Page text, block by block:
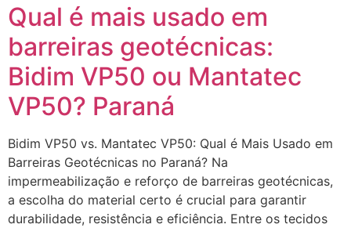
Qual é mais usado em
barreiras geotécnicas:
Bidim VP50 ou Mantatec
VP50? Paraná
Bidim VP50 vs. Mantatec VP50: Qual é Mais Usado em
Barreiras Geotécnicas no Paraná? Na
impermeabilização e reforço de barreiras geotécnicas,
a escolha do material certo é crucial para garantir
durabilidade, resistência e eficiência. Entre os tecidos